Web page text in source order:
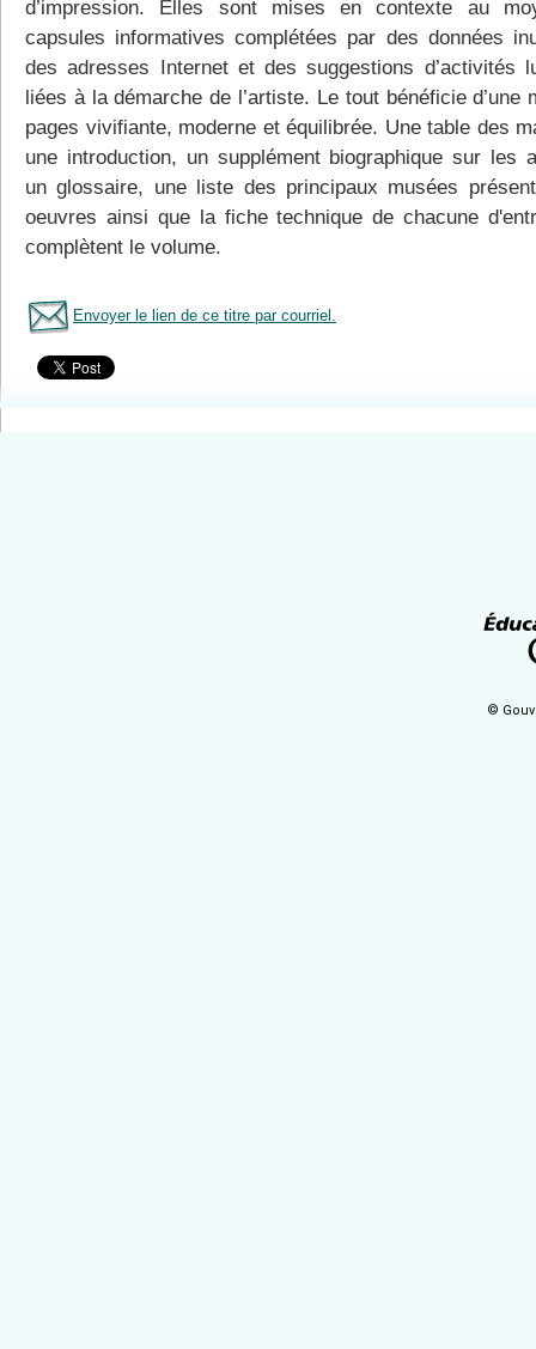
d’impression. Elles sont mises en contexte au
capsules informatives complétées par des données
des adresses Internet et des suggestions d’activités
liées à la démarche de l’artiste. Le tout bénéficie d’une
pages vivifiante, moderne et équilibrée. Une table des
une introduction, un supplément biographique sur les
un glossaire, une liste des principaux musées
oeuvres ainsi que la fiche technique de chacune
complètent le volume.
Envoyer le lien de ce titre par courriel.
©